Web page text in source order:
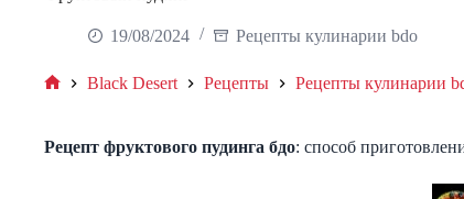
19/08/2024 Рецепты кулинарии bdo
Black Desert Рецепты Рецепты кулинарии
Рецепт фруктового пудинга бдо: способ